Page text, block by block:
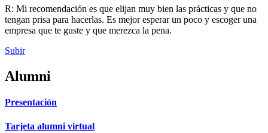
R: Mi recomendación es que elijan muy bien las prácticas y que no
tengan prisa para hacerlas. Es mejor esperar un poco y escoger una
empresa que te guste y que merezca la pena.
Subir
Alumni
Presentación
Tarjeta alumni virtual